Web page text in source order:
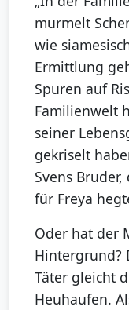
murmelt
wie
Ermittlung
Spuren auf
Familienwelt
seiner
gekriselt
Svens
für Freya
Oder hat der
Hintergrund?
Täter gleicht
Heuhaufen.